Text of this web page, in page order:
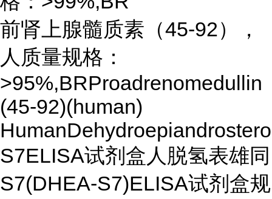
前肾上腺髓质素（45-92），
人质量规格：
>95%,BRProadrenomedullin
(45-92)(human)
S7ELISA试剂盒人脱氢表雄同
S7(DHEA-S7)ELISA试剂盒规